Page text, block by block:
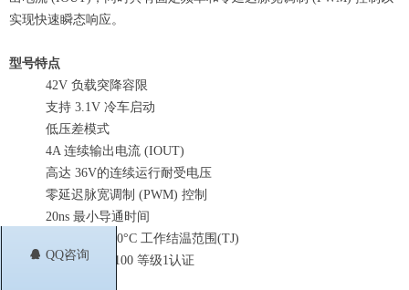
뀩 QQ咨询
实现快速瞬态响应。
型号特点
42V 负载突降容限
支持 3.1V 冷车启动
低压差模式
4A 连续输出电流 (IOUT)
高达 36V的连续运行耐受电压
零延迟脉宽调制 (PWM) 控制
20ns 最小导通时间
-40°C 至 +150°C 工作结温范围(TJ)
符合 AEC-Q100 等级1认证